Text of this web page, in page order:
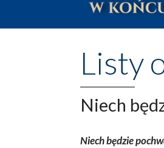
Listy
Niech
Niech będzie